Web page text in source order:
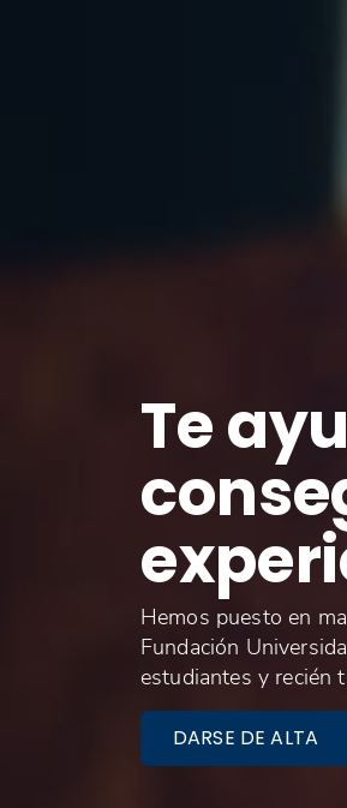
Te
Hemos puesto en
Fundación
estudiantes y recién
DARSE DE ALTA